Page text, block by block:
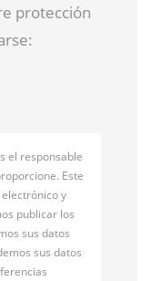
protección
el responsable
Este
y
publicar los
sus datos
sus datos